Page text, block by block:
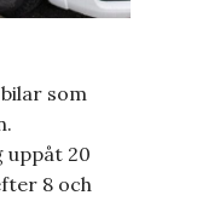
som
uppåt 20
8 och